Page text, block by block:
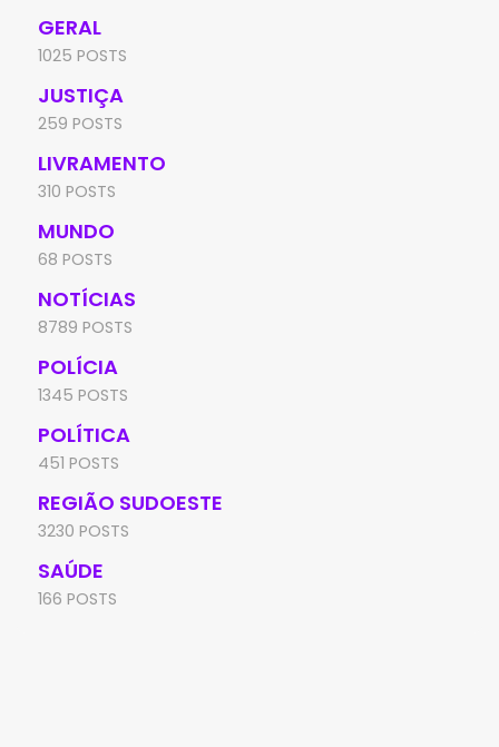
GERAL
1025 POSTS
JUSTIÇA
259 POSTS
LIVRAMENTO
310 POSTS
MUNDO
68 POSTS
NOTÍCIAS
8789 POSTS
POLÍCIA
1345 POSTS
POLÍTICA
451 POSTS
REGIÃO SUDOESTE
3230 POSTS
SAÚDE
166 POSTS